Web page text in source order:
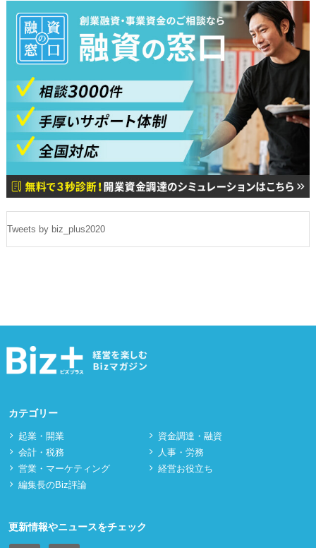
Tweets by biz_plus2020
カテゴリー
起業・開業
資⾦調達・融資
会計・税務
⼈事・労務
営業・マーケティング
経営お役立ち
編集長のBiz評論
更新情報やニュースをチェック